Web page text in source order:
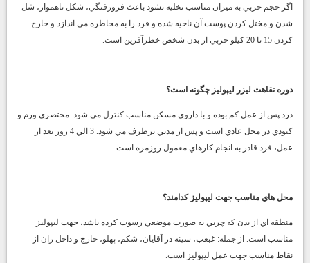
اگر حجم چربي به ميزان مناسب تخليه نشود باعث فرورفتگي، شكل ناهموار، شل
شدن و مختل كردن پوست آن ناحيه شده و فرد را به مخاطره مي اندازد و خارج
كردن 15 تا 20 كيلو چربي از بدن شخص خطرآفرين است.
دوره نقاهت ليزر ليپوليز چگونه است؟
درد پس از عمل كم بوده و با داروي مسكن مناسب كنترل مي شود. مختصري ورم و
كبودي در محل عادي است و پس از مدتي برطرف مي شود. 3 الي 4 روز بعد از
عمل، فرد قادر به انجام كارهاي معمول روزمره است.
محل هاي مناسب جهت ليپوليز كدامند؟
منطقه اي از بدن كه چربي به صورت موضعي رسوب كرده باشد، جهت ليپوليز
مناسب است. از جمله: غبغب، سينه در آقايان، شكم، پهلو، خارج و داخل ران از
نقاط مناسب جهت عمل ليپوليز است.